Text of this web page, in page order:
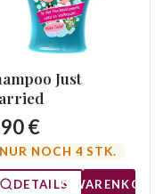
Just
€
NUR NOCH 4 STK.
DETAILS WARENKORB